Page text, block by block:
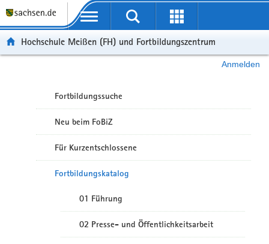
Portalübergreifende Navigation
Hochschule Meißen (FH) und Fortbildungszentrum
Anmelden
Fortbildungssuche
Neu beim FoBiZ
Für Kurzentschlossene
Fortbildungskatalog
01 Führung
02 Presse- und Öffentlichkeitsarbeit